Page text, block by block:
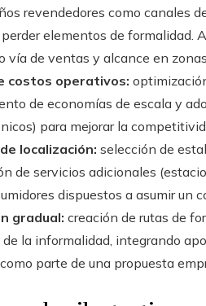
revendedores como canales
elementos de formalidad.
vía de ventas y alcance en
costos operativos:
de economías de escala y
para mejorar la
localización: selección de
de servicios adicionales
dispuestos a asumir un
gradual: creación de rutas de
la informalidad, integrando
parte de una propuesta